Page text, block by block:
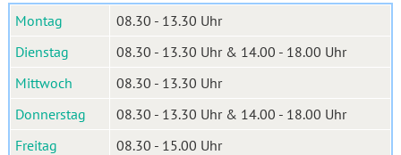
Montag
08.30 - 13.30 Uhr
Dienstag
08.30 - 13.30 Uhr & 14.00 - 18.00 Uhr
Mittwoch
08.30 - 13.30 Uhr
Donnerstag
08.30 - 13.30 Uhr & 14.00 - 18.00 Uhr
Freitag
08.30 - 15.00 Uhr